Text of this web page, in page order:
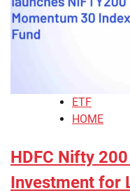
ETF
HOME
HDFC Nifty
Investment for